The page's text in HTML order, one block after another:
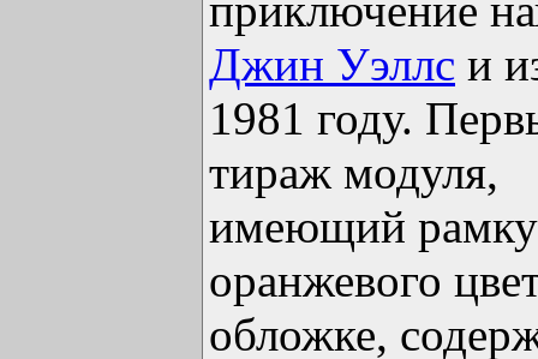
Джин Уэллс и
1981 году.
тираж модуля,
имеющий рамку
оранжевого
обложке,